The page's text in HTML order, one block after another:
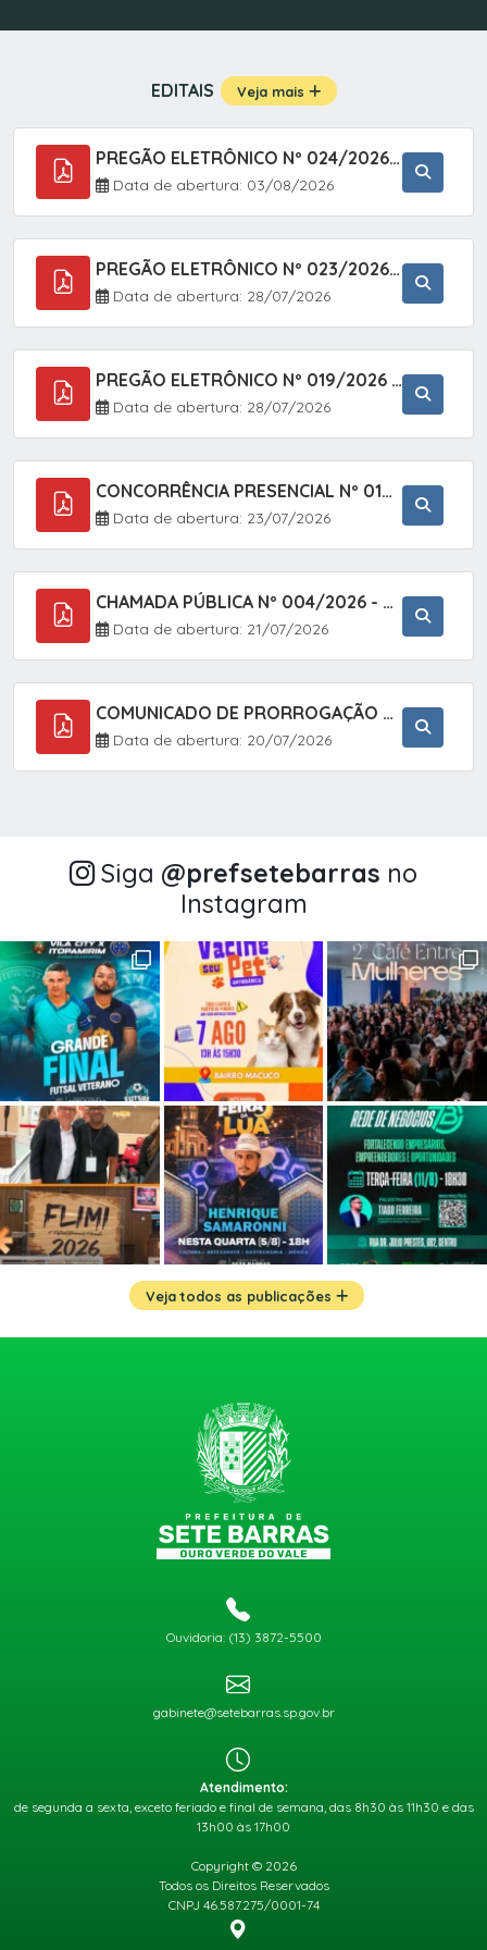
EDITAIS Veja mais
PREGÃO ELETRÔNICO Nº 024/2026 - AQUISIÇÃO DE GÁS MEDICINAL TIPO OXIGÊNIO (1,00 M3, 3,00 M3 E 10,00 M3), EM ATENDIMENTO À SECRETARIA MUNICIPAL DE SAÚDE, ATRAVÉS DO SISTEMA DE REGISTRO DE PREÇOS (SRP)
Data de abertura: 03/08/2026
PREGÃO ELETRÔNICO Nº 023/2026 - AQUISIÇÃO DE ENXOVAL INFANTIL, EM ATENDIMENTO À SECRETARIA MUNICIPAL DE EDUCAÇÃO, ATRAVÉS DO SISTEMA DE REGISTRO DE PREÇOS (SRP).
Data de abertura: 28/07/2026
PREGÃO ELETRÔNICO Nº 019/2026 - ONTRATAÇÃO DE EMPRESA ESPECIALIZADA PARA A PRESTAÇÃO DE SERVIÇOS VETERINÁRIOS CLÍNICOS E CIRÚRGICOS, COM FOCO EM AÇÕES DE SAÚDE PÚBLICA, BEM-ESTAR ANIMAL E CONTROLE POPULACIONAL ÉTICO DE CÃES E GATOS, EM ATENDIMENTO À
Data de abertura: 28/07/2026
CONCORRÊNCIA PRESENCIAL Nº 018/2026 - PAVIMENTAÇÃO ASFÁLTICA NO BAIRRO VOTUPOCA ? ESTRADA DA RAPOSA, NO MUNICÍPIO DE SETE BARRAS/SP
Data de abertura: 23/07/2026
CHAMADA PÚBLICA Nº 004/2026 - AQUISIÇÃO DE GÊNEROS ALIMENTÍCIOS DA AGRICULTURA FAMILIAR PARA ALIMENTAÇÃO ESCOLAR COM DISPENSA DE LICITAÇÃO, LEI N.º 11.947, DE 16/07/2009, RESOLUÇÃO N.º 26 DO FNDE, DE 17/06/2013 E ALTERAÇÕES E A LEI FEDERAL Nº 14.133/
Data de abertura: 21/07/2026
COMUNICADO DE PRORROGAÇÃO DE PRAZO DO CHAMAMENTO PÚBLICO Nº 005/2026 - FOMENTO À EXECUÇÃO DE AÇÕES CULTURAIS (APOIO DIRETO SELEÇÃO DE PROJETOS PARA FIRMAR TERMO DE EXECUÇÃO CULTURAL COM RECURSOS DA POLÍTICA NACIONAL ALDIR BLANC DE FOMENTO À CULTURA
Data de abertura: 20/07/2026
Siga @‌prefsetebarras no
Instagram
Veja todos as publicações
Ouvidoria: (13) 3872-5500
gabinete@setebarras.sp.gov.br
Atendimento:
de segunda a sexta, exceto feriado e final de semana, das 8h30 às 11h30 e das
13h00 às 17h00
Copyright © 2026
Todos os Direitos Reservados
CNPJ 46.587.275/0001-74